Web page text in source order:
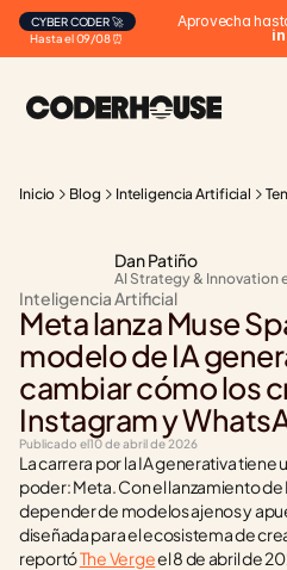
Hasta el 09/08 ⏰
CYBER CODER 🚀 Aprovecha
Inicio Blog Inteligencia Artificial
Dan Patiño
AI Strategy & Innovation
Inteligencia Artificial
Meta lanza Muse
modelo de IA
cambiar cómo los
Instagram y
Publicado el10 de abril de 2026
La carrera por la IA generativa
poder: Meta. Con el lanzamiento
depender de modelos ajenos y
diseñada para el ecosistema de
reportó The Verge el 8 de abril de